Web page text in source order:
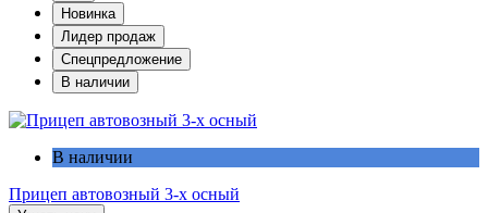
Новинка
Лидер продаж
Спецпредложение
В наличии
В наличии
Прицеп автовозный 3-х осный